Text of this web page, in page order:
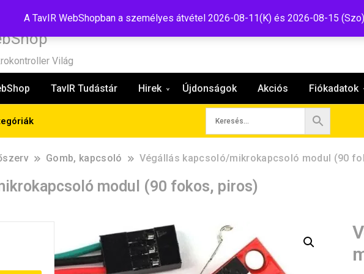
A TavIR WebShopban a személyes átvétel 2026-08-11(K) és 2026-08-15
Világ
TavIR Tudástár Hirek Újdonságok Akciós Fiókadatok
Gomb, kapcsoló Végállás kapcsoló/mikrokapcsoló modul (90
modul (90 fokos, piros)